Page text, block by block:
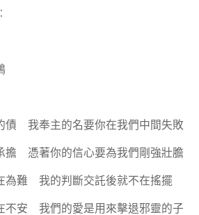
債 我奉主的名要你在我們中間失敗
擔 憑著你的信心要為我們剛強壯膽
為難 我的判斷交託後就不在搖擺
不安 我們的愛是用來擊退邪靈的子